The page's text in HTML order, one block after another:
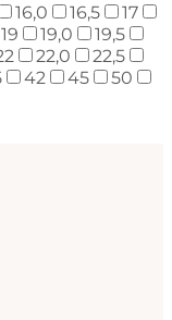
16,0 16,5
17
19 19,0
19,5
22,0
22,5
42 45
50